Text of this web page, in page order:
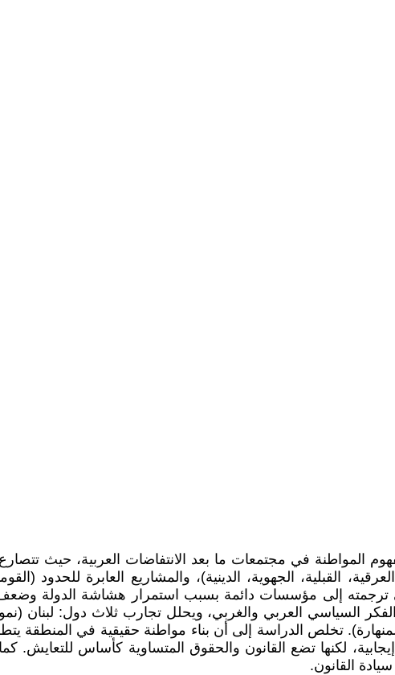
المواطنة في مجتمعات ما بعد الانتفاضات العربية، حيث
إلى مؤسسات دائمة بسبب استمرار هشاشة الدولة وضعف
السياسي العربي والغربي، ويحلل تجارب ثلاث دول: لبنان
القطرية المنهارة). تخلص الدراسة إلى أن بناء مواطنة حقيقية في
إيجابية، لكنها تضع القانون والحقوق المتساوية كأساس
القانون.